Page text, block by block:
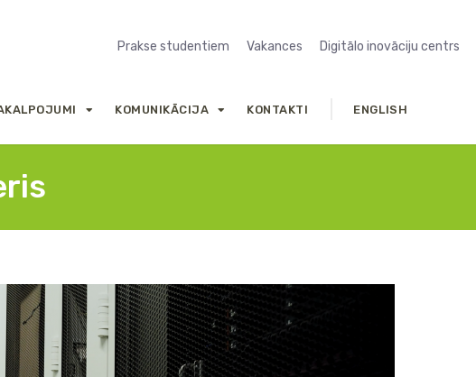
Prakse studentiem Vakances Digitālo inovāciju centrs
KOMUNIKĀCIJA KONTAKTI ENGLISH